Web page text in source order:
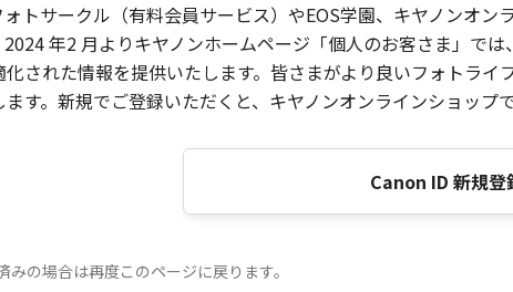
ォトサークル（有料会員サービス）やEOS学園、キヤノンオ
年2 月よりキヤノンホームページ「個人のお客さま」で
された情報を提供いたします。皆さまがより良いフォトラ
す。新規でご登録いただくと、キヤノンオンラインショップ
Canon ID 新規登
みの場合は再度このページに戻ります。